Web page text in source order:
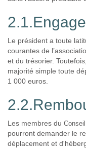
Le président a toute
courantes de
et du trésorier.
majorité simple toute
1 000 euros.
Les membres du
pourront demander le
déplacement et